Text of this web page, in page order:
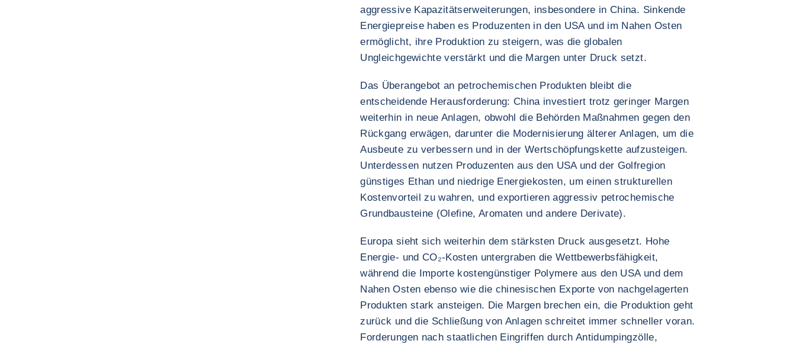
aggressive Kapazitätserweiterungen, insbesondere in China. Sinkende
Energiepreise haben es Produzenten in den USA und im Nahen Osten
ermöglicht, ihre Produktion zu steigern, was die globalen
Ungleichgewichte verstärkt und die Margen unter Druck setzt.
Das Überangebot an petrochemischen Produkten bleibt die
entscheidende Herausforderung: China investiert trotz geringer Margen
weiterhin in neue Anlagen, obwohl die Behörden Maßnahmen gegen den
Rückgang erwägen, darunter die Modernisierung älterer Anlagen, um die
Ausbeute zu verbessern und in der Wertschöpfungskette aufzusteigen.
Unterdessen nutzen Produzenten aus den USA und der Golfregion
günstiges Ethan und niedrige Energiekosten, um einen strukturellen
Kostenvorteil zu wahren, und exportieren aggressiv petrochemische
Grundbausteine (Olefine, Aromaten und andere Derivate).
Europa sieht sich weiterhin dem stärksten Druck ausgesetzt. Hohe
Energie- und CO₂-Kosten untergraben die Wettbewerbsfähigkeit,
während die Importe kostengünstiger Polymere aus den USA und dem
Nahen Osten ebenso wie die chinesischen Exporte von nachgelagerten
Produkten stark ansteigen. Die Margen brechen ein, die Produktion geht
zurück und die Schließung von Anlagen schreitet immer schneller voran.
Forderungen nach staatlichen Eingriffen durch Antidumpingzölle,